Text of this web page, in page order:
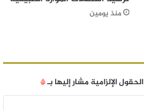
منذ يومين
الحقول الإلزامية مشار إليها بـ*